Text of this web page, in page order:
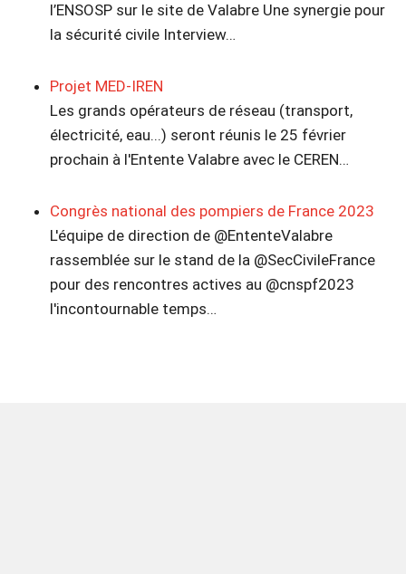
l’ENSOSP sur le site de Valabre Une synergie pour
la sécurité civile Interview…
Projet MED-IREN
Les grands opérateurs de réseau (transport,
électricité, eau...) seront réunis le 25 février
prochain à l'Entente Valabre avec le CEREN…
Congrès national des pompiers de France 2023
L'équipe de direction de @EntenteValabre
rassemblée sur le stand de la @SecCivileFrance
pour des rencontres actives au @cnspf2023
l'incontournable temps…